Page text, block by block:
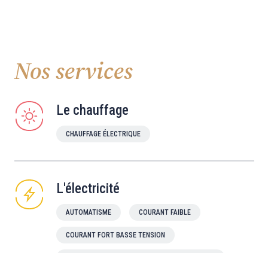
Nos services
Le chauffage
CHAUFFAGE ÉLECTRIQUE
L'électricité
AUTOMATISME COURANT FAIBLE
COURANT FORT BASSE TENSION